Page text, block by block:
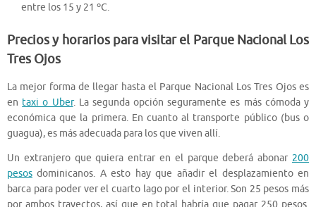
entre los 15 y 21 ºC.
Precios y horarios para visitar el Parque Nacional Los
Tres Ojos
La mejor forma de llegar hasta el Parque Nacional Los Tres Ojos es
en taxi o Uber. La segunda opción seguramente es más cómoda y
económica que la primera. En cuanto al transporte público (bus o
guagua), es más adecuada para los que viven allí.
Un extranjero que quiera entrar en el parque deberá abonar 200
pesos dominicanos. A esto hay que añadir el desplazamiento en
barca para poder ver el cuarto lago por el interior. Son 25 pesos más
por ambos trayectos, así que en total habría que pagar 250 pesos.